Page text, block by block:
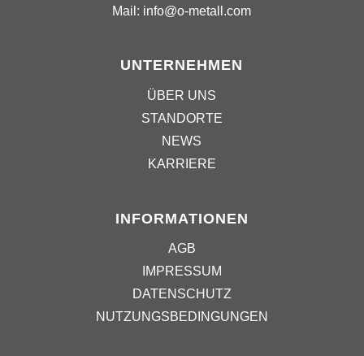
Mail: info@o-metall.com
UNTERNEHMEN
ÜBER UNS
STANDORTE
NEWS
KARRIERE
INFORMATIONEN
AGB
IMPRESSUM
DATENSCHUTZ
NUTZUNGSBEDINGUNGEN